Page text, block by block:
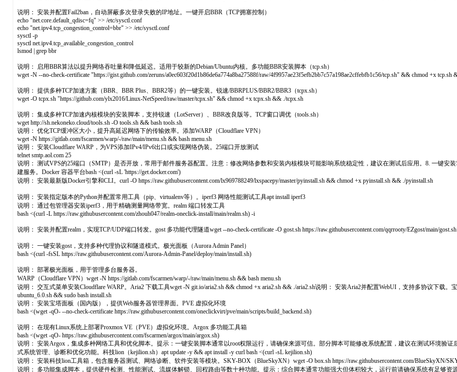
说明： 安装并配置Fail2ban，自动屏蔽多次登录失败的IP地址。一键开启BBR（TCP拥塞控制）
echo "net.core.default_qdisc=fq" >> /etc/sysctl.conf
echo "net.ipv4.tcp_congestion_control=bbr" >> /etc/sysctl.conf
sysctl -p
sysctl net.ipv4.tcp_available_congestion_control
lsmod | grep bbr
说明： 启用BBR算法以提升网络吞吐量和降低延迟。适用于较新的Debian/Ubuntu内核。多功能BBR安装脚本（tcp.sh）
wget -N --no-check-certificate "https://gist.github.com/zeruns/a0ec603f20d1b86de6a774a8ba27588f/raw/4f9957ae23f5efb2bb7c57a198ae2cffebfb1c56/tcp.sh" && chmod +x tcp.sh
说明： 提供多种TCP加速方案（BBR、BBR Plus、BBR2等）的一键安装。锐速/BBRPLUS/BBR2/BBR3（tcpx.sh）
wget -O tcpx.sh "https://github.com/ylx2016/Linux-NetSpeed/raw/master/tcpx.sh" && chmod +x tcpx.sh && ./tcpx.sh
说明： 集成多种TCP加速内核模块的安装脚本，支持锐速（LotServer）、BBR改良版等。TCP窗口调优（tools.sh）
wget http://sh.nekoneko.cloud/tools.sh -O tools.sh && bash tools.sh
说明： 优化TCP缓冲区大小，提升高延迟网络下的传输效率。添加WARP（Cloudflare VPN）
wget -N https://gitlab.com/fscarmen/warp/-/raw/main/menu.sh && bash menu.sh
说明： 安装Cloudflare WARP，为VPS添加IPv4/IPv6出口或实现网络伪装。25端口开放测试
telnet smtp.aol.com 25
说明： 测试VPS的25端口（SMTP）是否开放，常用于邮件服务器配置。注意：修改网络参数和安装内核模块可能影响系统稳定性，建议在测试后应用。8. 一键安
建服务。Docker 容器平台bash <(curl -sL 'https://get.docker.com')
说明： 安装最新版Docker引擎和CLI。curl -O https://raw.githubusercontent.com/lx969788249/lxspacepy/master/pyinstall.sh && chmod +x pyinstall.sh && ./pyinstall.sh
说明： 安装指定版本的Python并配置常用工具（pip、virtualenv等）。iperf3 网络性能测试工具apt install iperf3
说明： 通过包管理器安装iperf3，用于精确测量网络带宽。realm 端口转发工具
bash <(curl -L https://raw.githubusercontent.com/zhouh047/realm-oneclick-install/main/realm.sh) -i
说明： 安装并配置realm，实现TCP/UDP端口转发。gost 多功能代理隧道wget --no-check-certificate -O gost.sh https://raw.githubusercontent.com/qqrrooty/EZgost/main/
说明： 一键安装gost，支持多种代理协议和隧道模式。极光面板（Aurora Admin Panel）
bash <(curl -fsSL https://raw.githubusercontent.com/Aurora-Admin-Panel/deploy/main/install.sh)
说明： 部署极光面板，用于管理多台服务器。
WARP（Cloudflare VPN）wget -N https://gitlab.com/fscarmen/warp/-/raw/main/menu.sh && bash menu.sh
说明： 交互式菜单安装Cloudflare WARP。Aria2 下载工具wget -N git.io/aria2.sh && chmod +x aria2.sh && ./aria2.sh说明： 安装Aria2并配置WebUI，支持多协议下载。
ubuntu_6.0.sh && sudo bash install.sh
说明： 安装宝塔面板（国内版），提供Web服务器管理界面。PVE 虚拟化环境
bash <(wget -qO- --no-check-certificate https://raw.githubusercontent.com/oneclickvirt/pve/main/scripts/build_backend.sh)
说明： 在现有Linux系统上部署Proxmox VE（PVE）虚拟化环境。Argox 多功能工具箱
bash <(wget -qO- https://raw.githubusercontent.com/fscarmen/argox/main/argox.sh)
说明： 安装Argox，集成多种网络工具和优化脚本。提示：一键安装脚本通常以root权限运行，请确保来源可信。部分脚本可能修改系统配置，建议在测试环境验
式系统管理、诊断和优化功能。科技lion（kejilion.sh）apt update -y && apt install -y curl bash <(curl -sL kejilion.sh)
说明： 安装科技lion工具箱，包含服务器测试、网络诊断、软件安装等模块。SKY-BOX（BlueSkyXN）wget -O box.sh https://raw.githubusercontent.com/BlueSkyXN/
说明： 多功能集成脚本，提供硬件检测、性能测试、流媒体解锁、回程路由等数十种功能。提示：综合脚本通常功能强大但体积较大，运行前请确保系统有足够